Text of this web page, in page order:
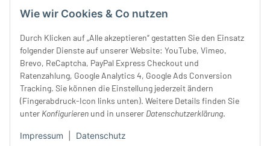
Wie wir Cookies & Co nutzen
Durch Klicken auf „Alle akzeptieren“ gestatten Sie den Einsatz
folgender Dienste auf unserer Website: YouTube, Vimeo,
Brevo, ReCaptcha, PayPal Express Checkout und
Ratenzahlung, Google Analytics 4, Google Ads Conversion
Tracking. Sie können die Einstellung jederzeit ändern
(Fingerabdruck-Icon links unten). Weitere Details finden Sie
unter Konfigurieren und in unserer Datenschutzerklärung.
Impressum Datenschutz
Donnerstag:
10 - 18 Uhr
Samstag:
10 - 14 Uhr
Unser Service
Rechtliches